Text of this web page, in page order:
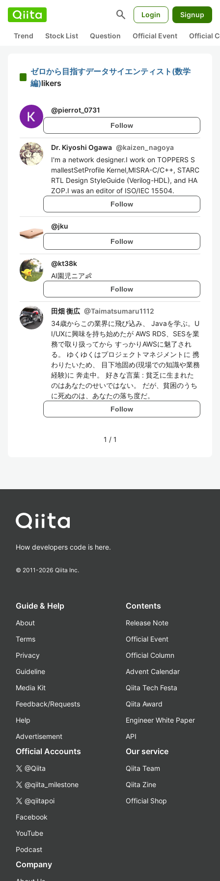
search Login Signup
Trend Stock List Question Official Event Official
ゼロから目指すデータサイエンティスト(数学
編)likers
@pierrot_0731
Follow
Dr. Kiyoshi Ogawa @kaizen_nagoya
I'm a network designer.I work on TOPPERS S
mallestSetProfile Kernel,MISRA-C/C++, STARC
RTL Design StyleGuide (Verilog-HDL), and HA
ZOP.I was an editor of ISO/IEC 15504.
Follow
@jku
Follow
@kt38k
AI園児ニア👶
Follow
田畑 衡広 @Taimatsumaru1112
34歳からこの業界に飛び込み、 Javaを学ぶ。U
I/UXに興味を持ち始めたが AWS RDS、SESを業
務で取り扱ってから すっかりAWSに魅了され
る。 ゆくゆくはプロジェクトマネジメントに 携
わりたいため、 目下地固め(現場での知識や業務
経験)に 奔走中。 好きな言葉 : 貧乏に生まれた
のはあなたのせいではない。 だが、貧困のうち
に死ぬのは、あなたの落ち度だ。
Follow
1 / 1
How developers code is here.
© 2011-2026 Qiita Inc.
Guide & Help
About
Terms
Privacy
Guideline
Media Kit
Feedback/Requests
Help
Advertisement
Contents
Release Note
Official Event
Official Column
Advent Calendar
Qiita Tech Festa
Qiita Award
Engineer White Paper
API
Official Accounts
@Qiita
@qiita_milestone
@qiitapoi
Facebook
YouTube
Podcast
Our service
Qiita Team
Qiita Zine
Official Shop
Company